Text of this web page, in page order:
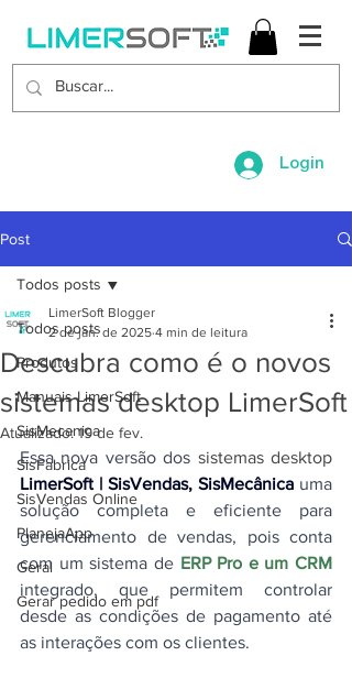
Login
Post
Todos posts
Produtos
Manuais LimerSoft
SisMecanica
SisFabrica
SisVendas Online
PlanejaApp
Geral
Gerar pedido em pdf
Todos posts
Descubra como é o novos
sistemas desktop LimerSoft
LimerSoft Blogger
2 de jan. de 2025 4 min de leitura
Atualizado:19 de fev.
Essa nova versão dos
LimerSoft | SisVendas, SisMecânica uma
solução completa e eficiente para
gerenciamento de vendas, pois conta
com um sistema de ERP Pro e um CRM
integrado, que permitem controlar
desde as condições de pagamento até
as interações com os clientes.